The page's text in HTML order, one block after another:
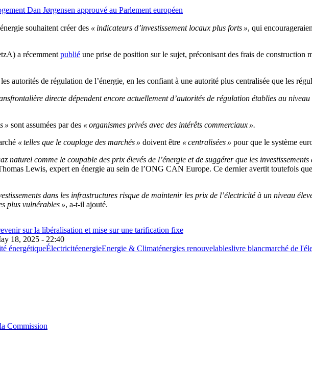
Dan Jørgensen approuvé au Parlement européen
souhaitent créer des « indicateurs d’investissement locaux plus forts », qui
a récemment publié une prise de position sur le sujet, préconisant des frais de construction
autorités de régulation de l’énergie, en les confiant à une autorité plus centralisée que les
directe dépendent encore actuellement d’autorités de régulation établies au
» sont assumées par des « organismes privés avec des intérêts commerciaux ».
« telles que le couplage des marchés » doivent être « centralisées » pour que le système
naturel comme le coupable des prix élevés de l’énergie et de suggérer que les
Lewis, expert en énergie au sein de l’ONG CAN Europe. Ce dernier avertit toutefois
dans les infrastructures risque de maintenir les prix de l’électricité à un niveau
plus vulnérables », a-t-il ajouté.
sur la libéralisation et mise sur une tarification fixe
18, 2025 - 22:40
énergétiqueÉlectricitéenergieEnergie & Climaténergies renouvelableslivre blancmarché de
Commission